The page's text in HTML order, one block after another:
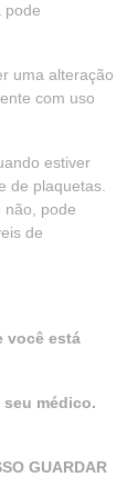
pode
uma alteração
com uso
estiver
de plaquetas.
não, pode
de
você está
médico.
GUARDAR